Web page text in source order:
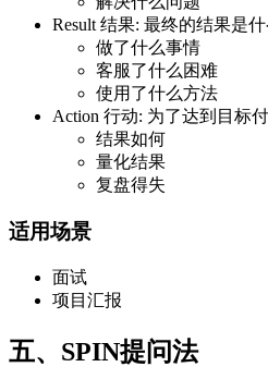
Result 结果: 最终的结果是什
做了什么事情
客服了什么困难
使用了什么方法
Action 行动: 为了达到目标
结果如何
量化结果
复盘得失
适用场景
面试
项目汇报
五、SPIN提问法